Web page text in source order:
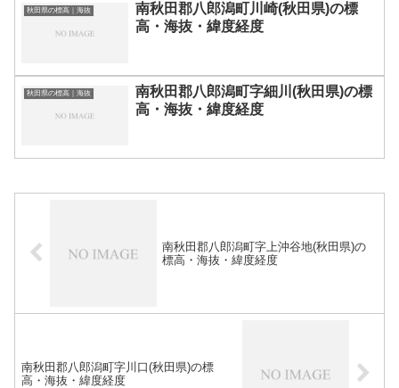
秋田県の標高｜海抜
南秋田郡八郎潟町川崎(秋田県)の標
高・海抜・緯度経度
秋田県の標高｜海抜
南秋田郡八郎潟町字細川(秋田県)の標
高・海抜・緯度経度
南秋田郡八郎潟町字上沖谷地(秋田県)の
標高・海抜・緯度経度
南秋田郡八郎潟町字川口(秋田県)の標
高・海抜・緯度経度